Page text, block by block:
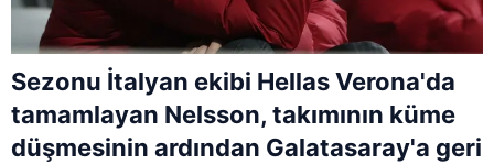
Sezonu İtalyan ekibi Hellas Verona'da
tamamlayan Nelsson, takımının küme
düşmesinin ardından Galatasaray'a geri